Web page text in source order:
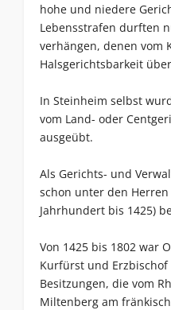
hohe und niedere
Lebensstrafen durften
verhängen, denen vom
Halsgerichtsbarkeit
In Steinheim selbst
vom Land- oder
ausgeübt.
Als Gerichts- und
schon unter den
Jahrhundert bis 1425)
Von 1425 bis 1802 war
Kurfürst und
Besitzungen, die vom
Miltenberg am